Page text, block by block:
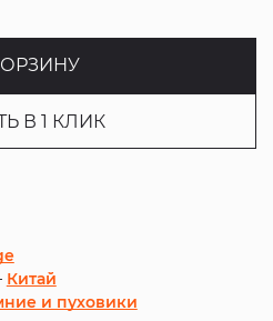
В 1 КЛИК
Китай
и пуховики